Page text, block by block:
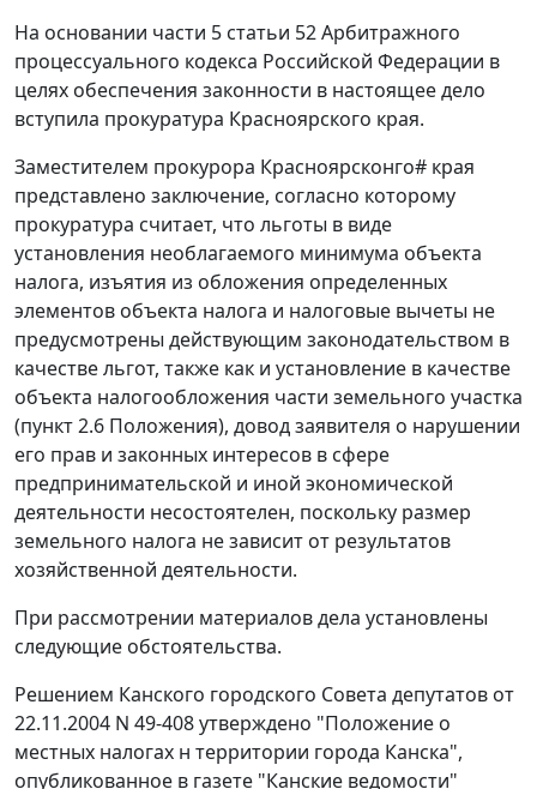
На основании части 5 статьи 52Арбитражного
процессуального кодекса Российской Федерации в
целях обеспечения законности в настоящее дело
вступила прокуратура Красноярского края.
Заместителем прокурора Красноярсконго# края
представлено заключение, согласно которому
прокуратура считает, что льготы в виде
установления необлагаемого минимума объекта
налога, изъятия из обложения определенных
элементов объекта налога и налоговые вычеты не
предусмотрены действующим законодательством в
качестве льгот, также как и установление в качестве
объекта налогообложения части земельного участка
(пункт 2.6 Положения), довод заявителя о нарушении
его прав и законных интересов в сфере
предпринимательской и иной экономической
деятельности несостоятелен, поскольку размер
земельного налога не зависит от результатов
хозяйственной деятельности.
При рассмотрении материалов дела установлены
следующие обстоятельства.
Решением Канского городского Совета депутатов от
22.11.2004 N 49-408 утверждено "Положение о
местных налогах н территории города Канска",
опубликованное в газете "Канские ведомости"